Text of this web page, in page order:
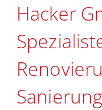
Hacker